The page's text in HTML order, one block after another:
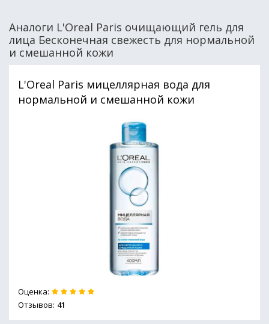
Аналоги L'Oreal Paris очищающий гель для
лица Бесконечная свежесть для нормальной
и смешанной кожи
L'Oreal Paris мицеллярная вода для
нормальной и смешанной кожи
Оценка:
Отзывов: 41